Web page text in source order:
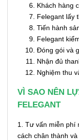
Khách hàng
Felegant lấy
Tiến hành
Felegant
Đóng gói và
Nhận đủ
Nghiệm thu
VÌ SAO NÊN
FELEGANT
1. Tư vấn miễn phí
cách chân thành